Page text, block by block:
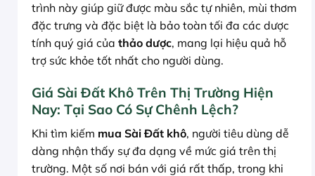
trình này giúp giữ được màu sắc tự nhiên, mùi thơm
đặc trưng và đặc biệt là bảo toàn tối đa các dược
tính quý giá của thảo dược, mang lại hiệu quả hỗ
trợ sức khỏe tốt nhất cho người dùng.
Giá Sài Đất Khô Trên Thị Trường Hiện
Nay: Tại Sao Có Sự Chênh Lệch?
Khi tìm kiếm mua Sài Đất khô, người tiêu dùng dễ
dàng nhận thấy sự đa dạng về mức giá trên thị
trường. Một số nơi bán với giá rất thấp, trong khi